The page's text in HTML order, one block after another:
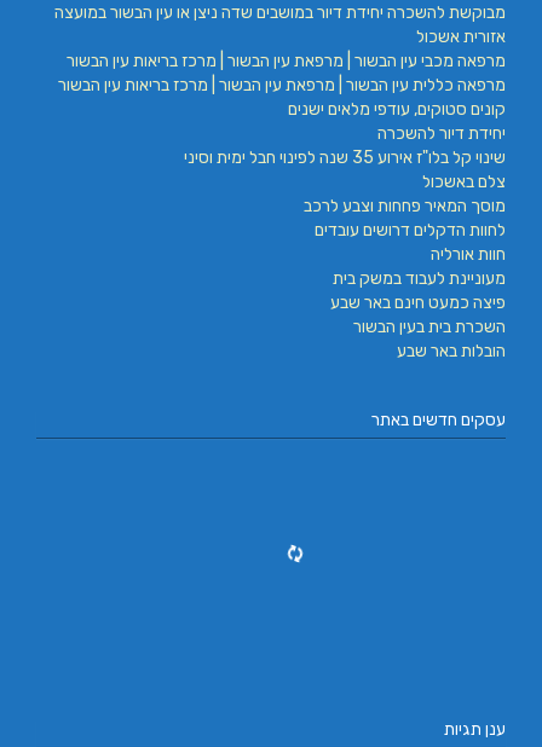
מבוקשת להשכרה יחידת דיור במושבים שדה ניצן או עין הבשור במועצה
אזורית אשכול
מרפאה מכבי עין הבשור | מרפאת עין הבשור | מרכז בריאות עין הבשור
מרפאה כללית עין הבשור | מרפאת עין הבשור | מרכז בריאות עין הבשור
קונים סטוקים, עודפי מלאים ישנים
יחידת דיור להשכרה
שינוי קל בלו"ז אירוע 35 שנה לפינוי חבל ימית וסיני
צלם באשכול
מוסך המאיר פחחות וצבע לרכב
לחוות הדקלים דרושים עובדים
חוות אורליה
מעוניינת לעבוד במשק בית
פיצה כמעט חינם באר שבע
השכרת בית בעין הבשור
הובלות באר שבע
עסקים חדשים באתר
ענן תגיות